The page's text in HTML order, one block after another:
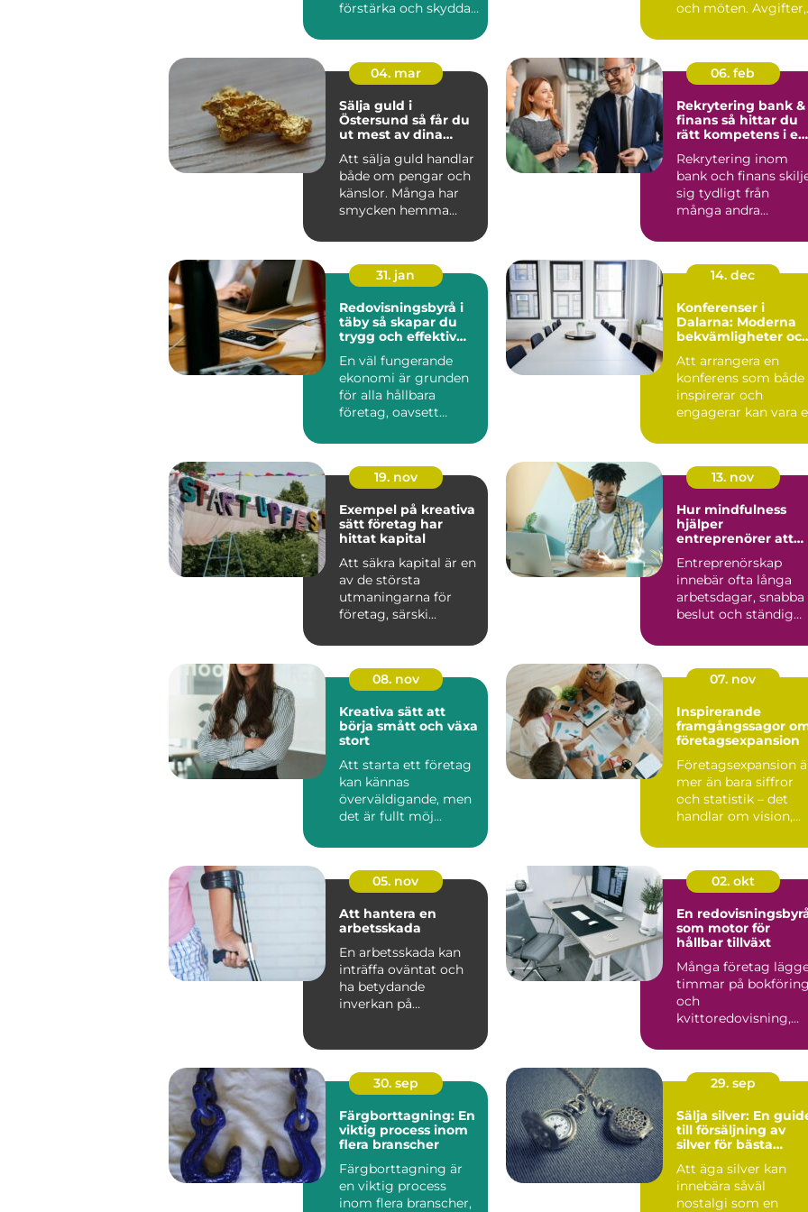
förstärka och skydda
och möten. Avgifter,
04. mar
Sälja guld i
Östersund så får du
ut mest av dina
Att sälja guld handlar
både om pengar och
känslor. Många har
smycken hemma
med mi...
06. feb
Rekrytering bank &
finans så hittar du
rätt kompetens i en
Rekrytering inom
bank och finans
sig tydligt från
många andra
regelefte...
31. jan
Redovisningsbyrå i
täby så skapar du
trygg och effektiv
En väl fungerande
ekonomi är grunden
för alla hållbara
företag, oavsett
och medel...
14. dec
Konferenser i
Dalarna: Moderna
bekvämligheter
Att arrangera en
konferens som både
inspirerar och
engagerar kan vara
D...
19. nov
Exempel på kreativa
sätt företag har
hittat kapital
Att säkra kapital är en
av de största
utmaningarna för
företag, särski...
13. nov
Hur mindfulness
hjälper
entreprenörer att
Entreprenörskap
innebär ofta långa
arbetsdagar, snabba
beslut och ständig
08. nov
Kreativa sätt att
börja smått och växa
stort
Att starta ett företag
kan kännas
överväldigande, men
det är fullt möj...
07. nov
Inspirerande
framgångssagor
företagsexpansion
Företagsexpansion
mer än bara siffror
och statistik – det
handlar om vision,...
05. nov
Att hantera en
arbetsskada
En arbetsskada kan
inträffa oväntat och
ha betydande
inverkan på
02. okt
En
som motor för
hållbar tillväxt
Många företag
timmar på bokföring
och
kvittoredovisning,
30. sep
Färgborttagning: En
viktig process inom
flera branscher
Färgborttagning är
en viktig process
inom flera branscher,
29. sep
Sälja silver: En
till försäljning av
silver för bästa
Att äga silver kan
innebära såväl
nostalgi som en